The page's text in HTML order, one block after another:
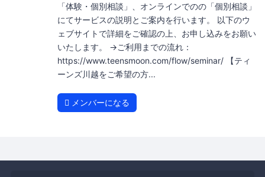
「体験・個別相談」、オンラインでのの「個別相談」
にてサービスの説明とご案内を行います。 以下のウ
ェブサイトで詳細をご確認の上、お申し込みをお願い
いたします。 →ご利用までの流れ：
https://www.teensmoon.com/flow/seminar/ 【ティ
ーンズ川越をご希望の方...
メンバーになる